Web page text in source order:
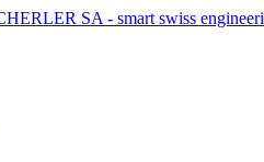
SA - smart swiss